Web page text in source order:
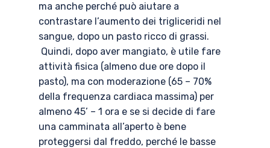
ma anche perché può aiutare a
contrastare l’aumento dei trigliceridi nel
sangue, dopo un pasto ricco di grassi.
Quindi, dopo aver mangiato, è utile fare
attività fisica (almeno due ore dopo il
pasto), ma con moderazione (65 – 70%
della frequenza cardiaca massima) per
almeno 45’ – 1 ora e se si decide di fare
una camminata all’aperto è bene
proteggersi dal freddo, perché le basse